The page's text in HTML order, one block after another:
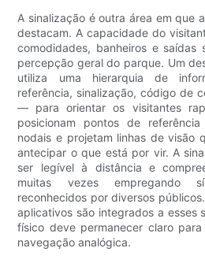
A sinalização é outra área em que
destacam. A capacidade do
comodidades, banheiros e saídas
percepção geral do parque. Um
utiliza uma hierarquia de
referência, sinalização, código de
— para orientar os visitantes
posicionam pontos de
nodais e projetam linhas de visão
antecipar o que está por vir. A
ser legível à distância e
muitas vezes empregando
reconhecidos por diversos
aplicativos são integrados a esses
físico deve permanecer claro
navegação analógica.